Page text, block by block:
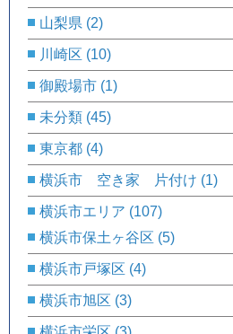
山梨県 (2)
川崎区 (10)
御殿場市 (1)
未分類 (45)
東京都 (4)
横浜市 空き家 片付け (1)
横浜市エリア (107)
横浜市保土ヶ谷区 (5)
横浜市戸塚区 (4)
横浜市旭区 (3)